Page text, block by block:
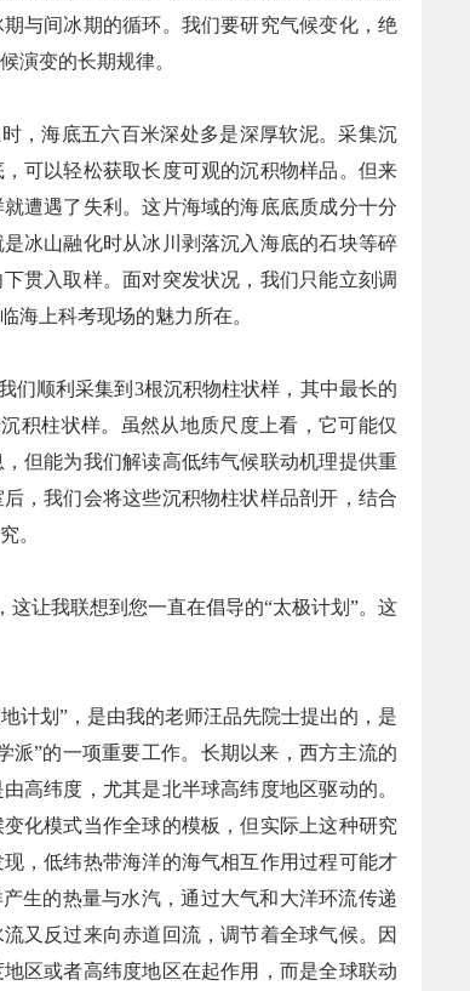
与间冰期的循环。我们要研究气候变化，绝
演变的长期规律。
，海底五六百米深处多是深厚软泥。采集沉
可以轻松获取长度可观的沉积物样品。但来
遭遇了失利。这片海域的海底底质成分十分
冰山融化时从冰川剥落沉入海底的石块等碎
贯入取样。面对突发状况，我们只能立刻调
海上科考现场的魅力所在。
们顺利采集到3根沉积物柱状样，其中最长的
积柱状样。虽然从地质尺度上看，它可能仅
但能为我们解读高低纬气候联动机理提供重
，我们会将这些沉积物柱状样品剖开，结合
。
这让我联想到您一直在倡导的“太极计划”。这
计划”，是由我的老师汪品先院士提出的，是
派”的一项重要工作。长期以来，西方主流的
高纬度，尤其是北半球高纬度地区驱动的。
化模式当作全球的模板，但实际上这种研究
，低纬热带海洋的海气相互作用过程可能才
生的热量与水汽，通过大气和大洋环流传递
又反过来向赤道回流，调节着全球气候。因
区或者高纬度地区在起作用，而是全球联动